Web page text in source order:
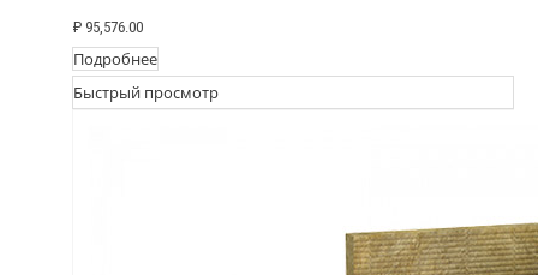
₽ 95,576.00
Подробнее
Быстрый просмотр